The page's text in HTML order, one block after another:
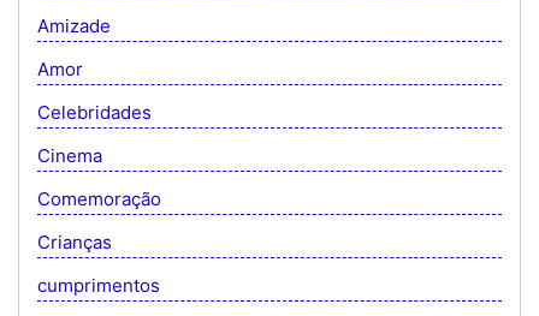
Amizade
Amor
Celebridades
Cinema
Comemoração
Crianças
cumprimentos